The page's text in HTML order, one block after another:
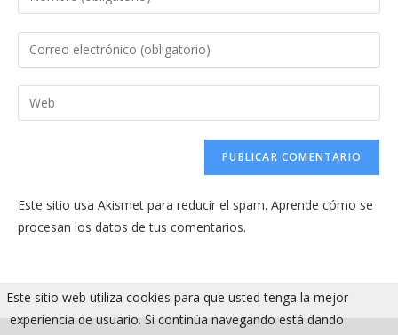
tu
nombre
de
usuario
Introduce
tu
dirección
de
comentar
Introduce
la
web
(opcional)
Este sitio usa Akismet para reducir el spam. Aprende cómo se
procesan los datos de tus comentarios.
Este sitio web utiliza cookies para que usted tenga la mejor
experiencia de usuario. Si continúa navegando está dando